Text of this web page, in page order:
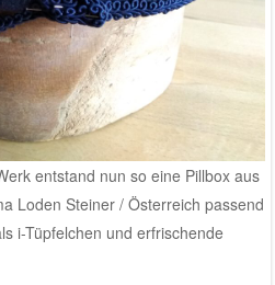
entstand nun so eine Pillbox aus
Loden Steiner / Österreich passend
i-Tüpfelchen und erfrischende